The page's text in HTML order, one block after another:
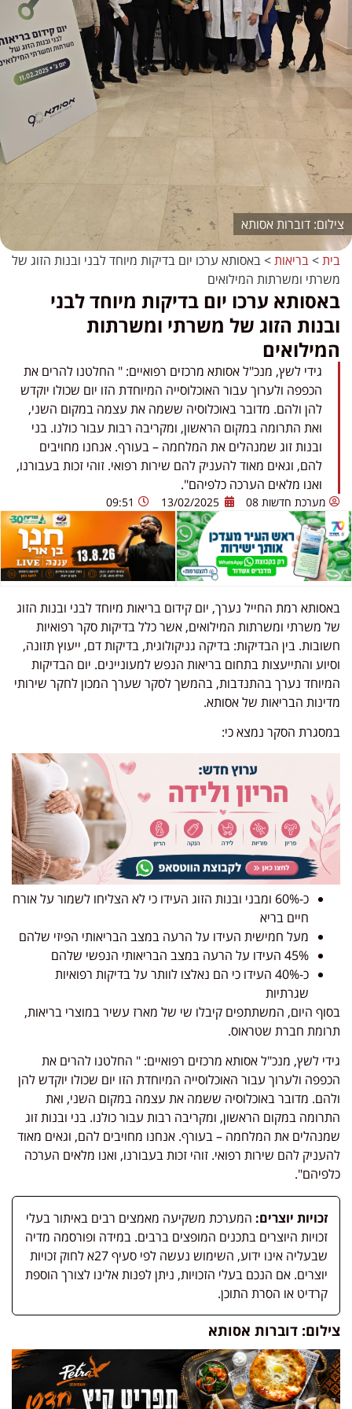
דוברות אסותא
בית>בריאות>באסותא ערכו יום בדיקות מיוחד לבני ובנות הזוג של
משרתי ומשרתות המילואים
באסותא ערכו יום בדיקות מיוחד לבני
ובנות הזוג של משרתי ומשרתות
המילואים
גידי לשץ, מנכ"ל אסותא מרכזים רפואיים: " החלטנו להרים את
הכפפה ולערוך עבור האוכלוסייה המיוחדת הזו יום שכולו יוקדש
להן ולהם. מדובר באוכלוסיה ששמה את עצמה במקום השני,
ואת התרומה במקום הראשון, ומקריבה רבות עבור כולנו. בני
ובנות זוג שמנהלים את המלחמה – בעורף. אנחנו מחויבים
להם, וגאים מאוד להעניק להם שירות רפואי. זוהי זכות בעבורנו,
ואנו מלאים הערכה כלפיהם".
מערכת חדשות 08 13/02/2025
09:51
באסותא רמת החייל נערך, יום קידום בריאות מיוחד לבני ובנות הזוג
של משרתי ומשרתות המילואים, אשר כלל בדיקות סקר רפואיות
חשובות. בין הבדיקות: בדיקה גניקולוגית, בדיקות דם, ייעוץ תזונה,
וסיוע והתייעצות בתחום בריאות הנפש למעוניינים. יום הבדיקות
המיוחד נערך בהתנדבות, בהמשך לסקר שערך המכון לחקר שירותי
מדינות הבריאות של אסותא.
במסגרת הסקר נמצא כי:
כ-60% ומבני ובנות הזוג העידו כי לא הצליחו לשמור על אורח
חיים בריא
מעל חמישית העידו על הרעה במצב הבריאותי הפיזי שלהם
45% העידו על הרעה במצב הבריאותי הנפשי שלהם
כ-40% העידו כי הם נאלצו לוותר על בדיקות רפואיות
שגרתיות
בסוף היום, המשתתפים קיבלו שי של מארז עשיר במוצרי בריאות,
תרומת חברת שטראוס.
גידי לשץ, מנכ"ל אסותא מרכזים רפואיים: " החלטנו להרים את
הכפפה ולערוך עבור האוכלוסייה המיוחדת הזו יום שכולו יוקדש להן
ולהם. מדובר באוכלוסיה ששמה את עצמה במקום השני, ואת
התרומה במקום הראשון, ומקריבה רבות עבור כולנו. בני ובנות זוג
שמנהלים את המלחמה – בעורף. אנחנו מחויבים להם, וגאים מאוד
להעניק להם שירות רפואי. זוהי זכות בעבורנו, ואנו מלאים הערכה
כלפיהם".
זכויות יוצרים: המערכת משקיעה מאמצים רבים באיתור בעלי
זכויות היוצרים בתכנים המופצים ברבים. במידה ופורסמה מדיה
שבעליה אינו ידוע, השימוש נעשה לפי סעיף 27א לחוק זכויות
יוצרים. אם הנכם בעלי הזכויות, ניתן לפנות אלינו לצורך הוספת
קרדיט או הסרת התוכן.
צילום: דוברות אסותא